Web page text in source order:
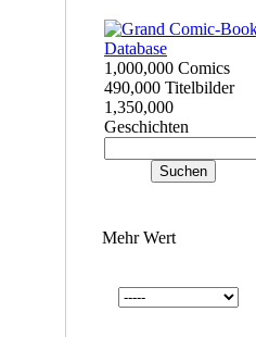
1,000,000 Comics
490,000 Titelbilder
1,350,000
Geschichten
Mehr Wert